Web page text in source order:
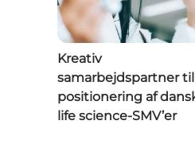
Kreativ
samarbejdspartner til
positionering af
life science-SMV’er